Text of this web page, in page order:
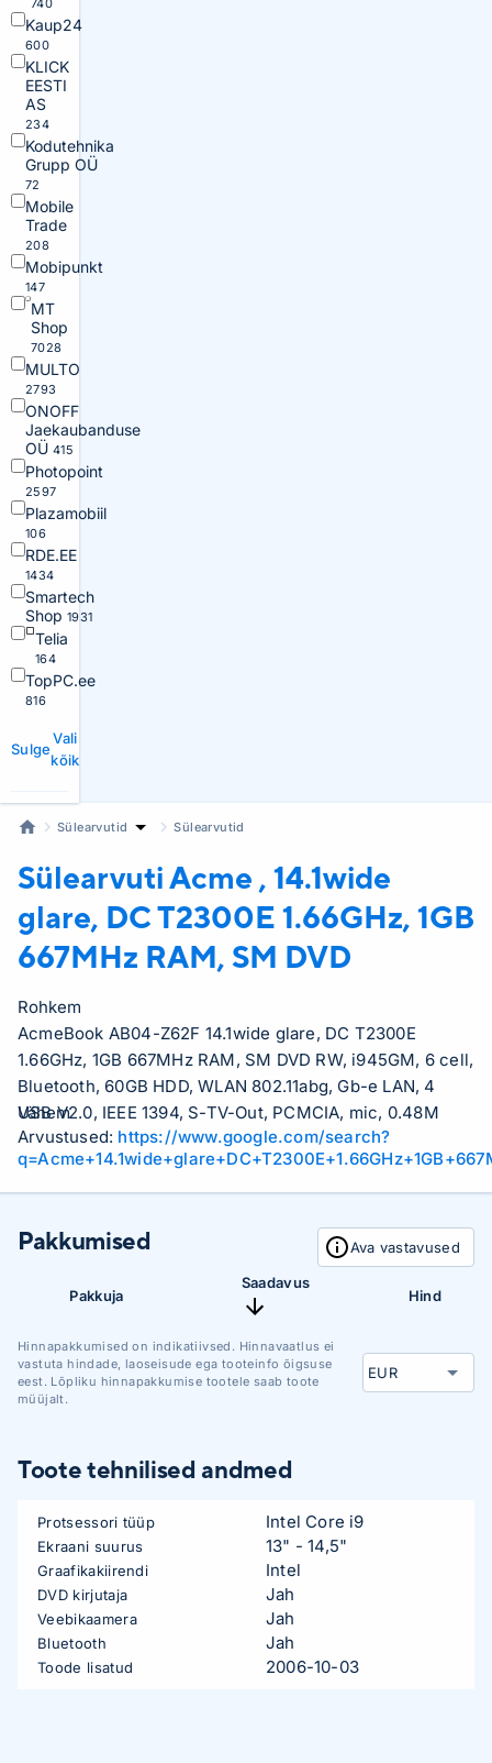
740
Kaup24
600
KLICK
EESTI
AS
234
Kodutehnika
Grupp OÜ
72
Mobile
Trade
208
Mobipunkt
147
MT
Shop
7028
MULTO
2793
ONOFF
Jaekaubanduse
OÜ 415
Photopoint
2597
Plazamobiil
106
RDE.EE
1434
Smartech
Shop 1931
Telia
164
TopPC.ee
816
Sulge
Vali
kõik
Sülearvutid Sülearvutid
Sülearvuti Acme , 14.1wide
glare, DC T2300E 1.66GHz, 1GB
667MHz RAM, SM DVD
Rohkem
AcmeBook AB04-Z62F 14.1wide glare, DC T2300E
1.66GHz, 1GB 667MHz RAM, SM DVD RW, i945GM, 6 cell,
Bluetooth, 60GB HDD, WLAN 802.11abg, Gb-e LAN, 4
USB V2.0, IEEE 1394, S-TV-Out, PCMCIA, mic, 0.48M
camera, 2.5kg
Vähem
Arvustused: https://www.google.com/search?
Pakkumised Ava vastavused
Pakkuja
Saadavus
Hind
Hinnapakkumised on indikatiivsed. Hinnavaatlus ei
vastuta hindade, laoseisude ega tooteinfo õigsuse
eest. Lõpliku hinnapakkumise tootele saab toote
müüjalt.
Toote tehnilised andmed
Protsessori tüüp Intel Core i9
Ekraani suurus 13" - 14,5"
Graafikakiirendi Intel
DVD kirjutaja Jah
Veebikaamera Jah
Bluetooth Jah
Toode lisatud 2006-10-03